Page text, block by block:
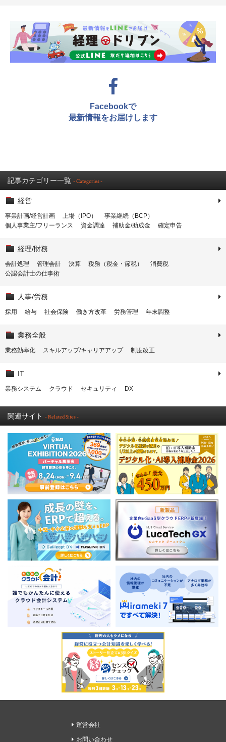
Facebookで
最新情報をお届けします
記事カテゴリー一覧 - Categories -
経営
事業計画/経営計画 上場（IPO）
事業継続（BCP）
個人事業主/フリーランス
資金調達 補助金/助成金 確定申告
経理/財務
会計処理 管理会計 決算 税務（税金・節税）
消費税
公認会計士の仕事術
人事/労務
採用 給与 社会保険 働き方改革 労務管理 年末調整
業務全般
業務効率化 スキルアップ/キャリアアップ 制度改正
IT
業務システム クラウド セキュリティ DX
関連サイト - Related Sites -
運営会社
お問い合わせ